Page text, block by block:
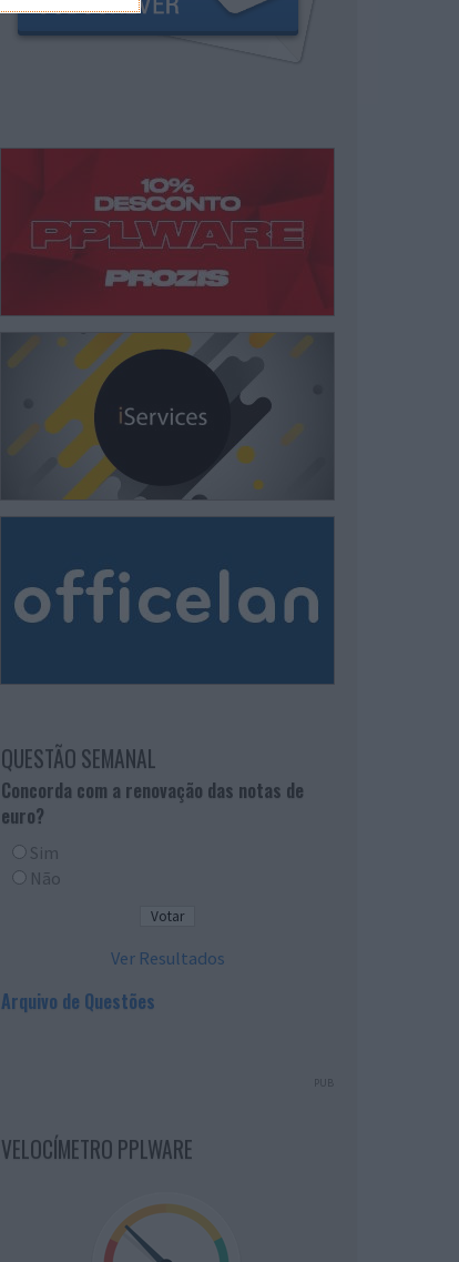
QUESTÃO SEMANAL
Concorda com a renovação das notas de
euro?
Sim
Não
Ver Resultados
Arquivo de Questões
PUB
VELOCÍMETRO PPLWARE